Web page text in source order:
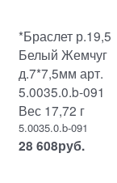
*Браслет р.19,5
Белый Жемчуг
д.7*7,5мм арт.
5.0035.0.b-091
Вес 17,72 г
5.0035.0.b-091
28 608руб.